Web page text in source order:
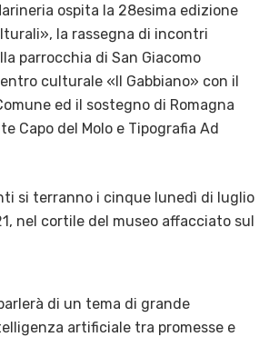
ospita la 28esima edizione
la rassegna di incontri
parrocchia di San Giacomo
culturale «Il Gabbiano» con il
ed il sostegno di Romagna
Capo del Molo e Tipografia Ad
si terranno i cinque lunedì di luglio
nel cortile del museo affacciato sul
di un tema di grande
artificiale tra promesse e